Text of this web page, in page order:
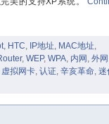
, HTC, IP地址, MAC地址,
,WEP,WPA, 内网 ,外网
虚拟网卡,认证,辛亥革命,迷